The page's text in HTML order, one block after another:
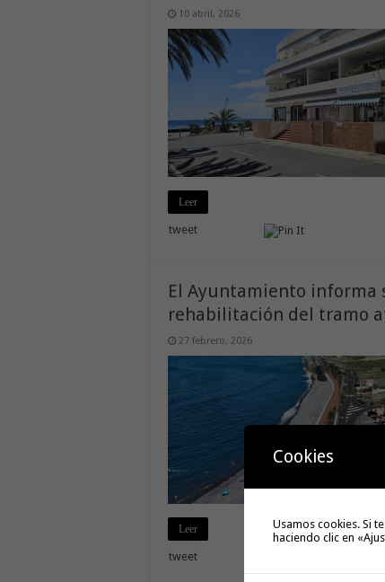
10 abril, 2026
Leer
tweet
El Ayuntamiento informa
rehabilitación del tramo
27 febrero, 2026
Leer
tweet
Cookies
Usamos cookies. Si
haciendo clic en